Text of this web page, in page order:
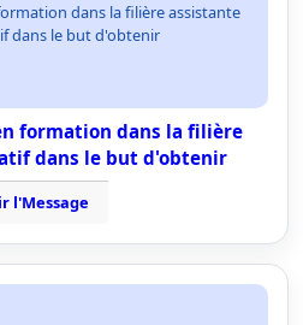
dans la filière assistante
dans le but d'obtenir
formation dans la filière
dans le but d'obtenir
l'Message